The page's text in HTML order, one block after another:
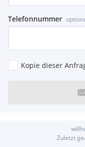
Telefonnummer
Kopie dieser
Zuletzt